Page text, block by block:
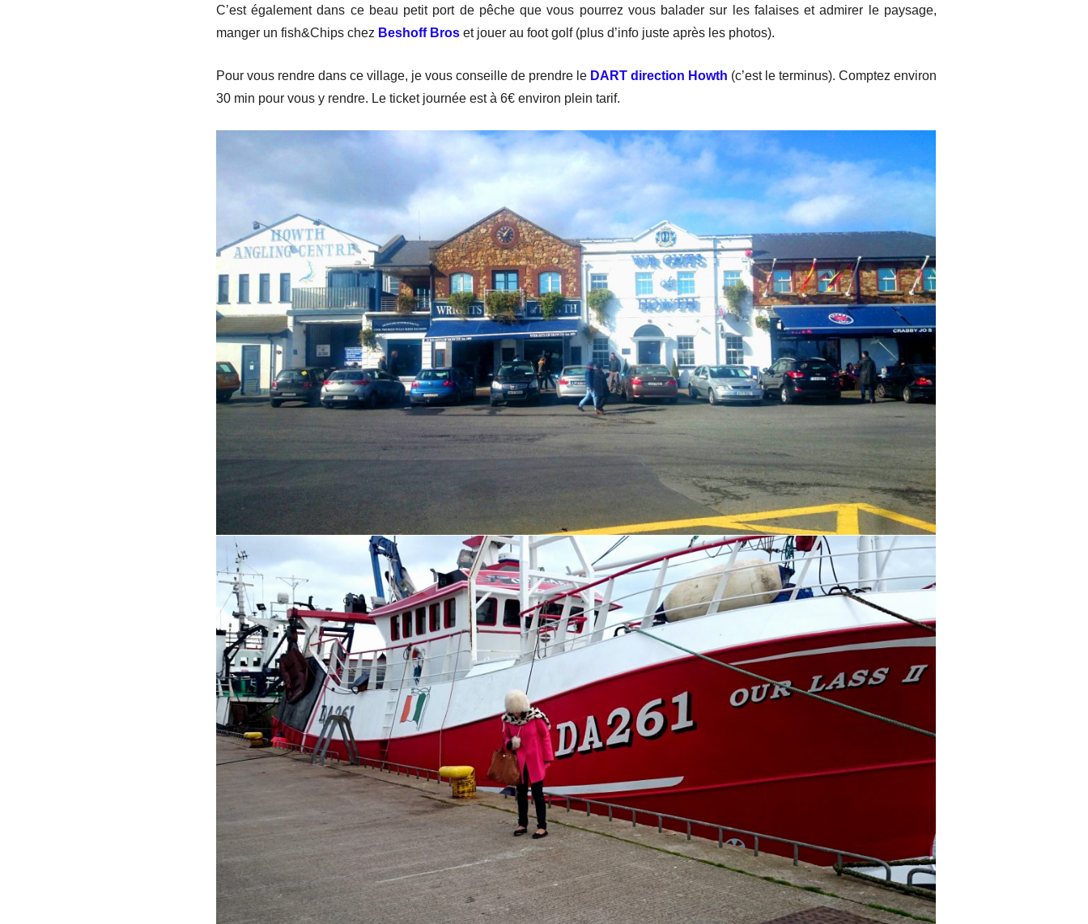
C’est également dans ce beau petit port de pêche que vous pourrez vous balader sur les falaises et admirer le paysage,
manger un fish&Chips chez Beshoff Bros et jouer au foot golf (plus d’info juste après les photos).
Pour vous rendre dans ce village, je vous conseille de prendre le DART direction Howth (c’est le terminus). Comptez environ
30 min pour vous y rendre. Le ticket journée est à 6€ environ plein tarif.